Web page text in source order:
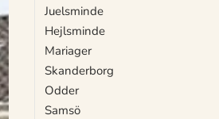
Juelsminde
Hejlsminde
Mariager
Skanderborg
Odder
Samsö